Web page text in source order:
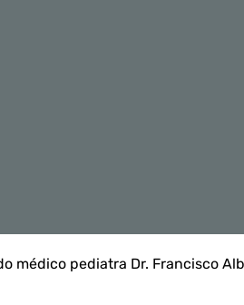
médico pediatra Dr. Francisco